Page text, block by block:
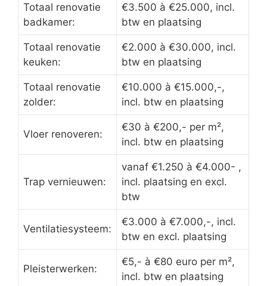
Totaal renovatie
badkamer:
€3.500 à €25.000, incl.
btw en plaatsing
Totaal renovatie
keuken:
€2.000 à €30.000, incl.
btw en plaatsing
Totaal renovatie
zolder:
€10.000 à €15.000,-,
incl. btw en plaatsing
Vloer renoveren:
€30 à €200,- per m²,
incl. btw en plaatsing
Trap vernieuwen:
vanaf €1.250 à €4.000- ,
incl. plaatsing en excl.
btw
Ventilatiesysteem:
€3.000 à €7.000,-, incl.
btw en excl. plaatsing
Pleisterwerken:
€5,- à €80 euro per m²,
incl. btw en plaatsing